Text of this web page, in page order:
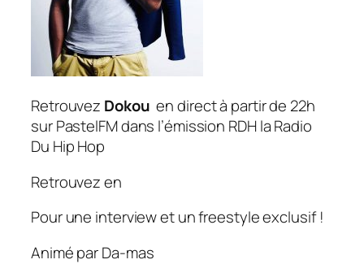
Retrouvez Dokou en direct à partir de 22h
sur PastelFM dans l’émission RDH la Radio
Du Hip Hop
Retrouvez en
Pour une interview et un freestyle exclusif !
Animé par Da-mas